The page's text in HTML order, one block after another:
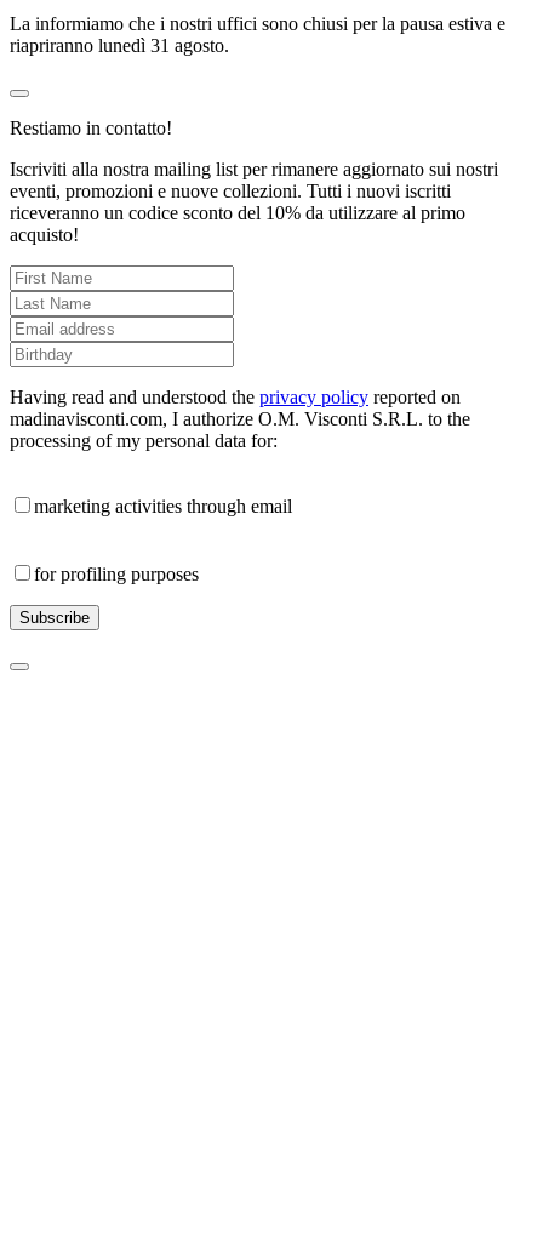
La informiamo che i nostri uffici sono chiusi per la pausa estiva e
riapriranno lunedì 31 agosto.
Restiamo in contatto!
Iscriviti alla nostra mailing list per rimanere aggiornato sui nostri
eventi, promozioni e nuove collezioni. Tutti i nuovi iscritti
riceveranno un codice sconto del 10% da utilizzare al primo
acquisto!
Having read and understood the privacy policy reported on
madinavisconti.com, I authorize O.M. Visconti S.R.L. to the
processing of my personal data for:
marketing activities through email
for profiling purposes